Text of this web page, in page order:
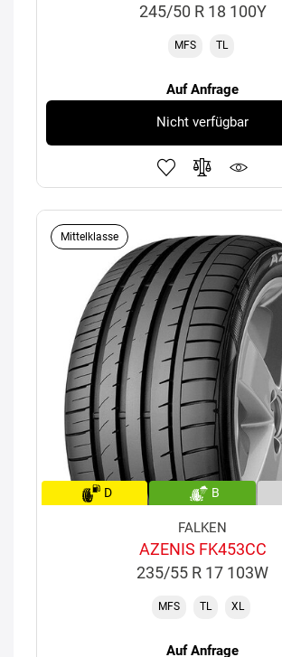
245/50 R 18 100Y
MFS TL
Auf Anfrage
Nicht verfügbar
Mittelklasse
D B
FALKEN
AZENIS FK453CC
235/55 R 17 103W
MFS TL XL
Auf Anfrage